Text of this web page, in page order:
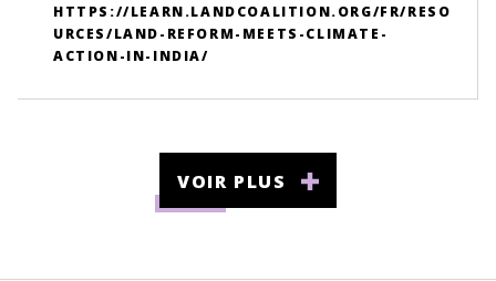
HTTPS://LEARN.LANDCOALITION.ORG/FR/RESO
URCES/LAND-REFORM-MEETS-CLIMATE-
ACTION-IN-INDIA/
VOIR PLUS